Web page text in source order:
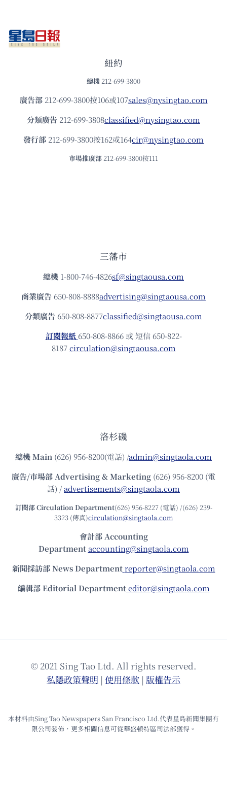
紐約
總機 212-699-3800
廣告部212-699-3800按106或107sales@nysingtao.com
分類廣告 212-699-3808classified@nysingtao.com
發⾏部 212-699-3800按162或164cir@nysingtao.com
市場推廣部 212-699-3800按111
三藩市
總機 1-800-746-4826sf@singtaousa.com
商業廣告 650-808-8888advertising@singtaousa.com
分類廣告 650-808-8877classified@singtaousa.com
訂閱報紙 650-808-8866 或 短信 650-822-
8187circulation@singtaousa.com
洛杉磯
總機Main (626) 956-8200(電話) /admin@singtaola.com
廣告/市場部Advertising & Marketing (626) 956-8200 (電
話) /advertisements@singtaola.com
訂閱部 Circulation Department(626) 956-8227 (電話) /(626) 239-
3323 (傳真)circulation@singtaola.com
會計部 Accounting
Department accounting@singtaola.com
新聞採訪部 News Department reporter@singtaola.com
編輯部 Editorial Department editor@singtaola.com
© 2021 Sing Tao Ltd. All rights reserved.
私隱政策聲明 | 使⽤條款 | 版權告⽰
本材料由Sing Tao Newspapers San Francisco Ltd.代表星島新聞集團有
限公司發佈，更多相關信息可從華盛頓特區司法部獲得。